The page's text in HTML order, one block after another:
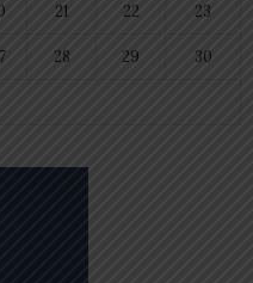
21 22 23
28 29 30